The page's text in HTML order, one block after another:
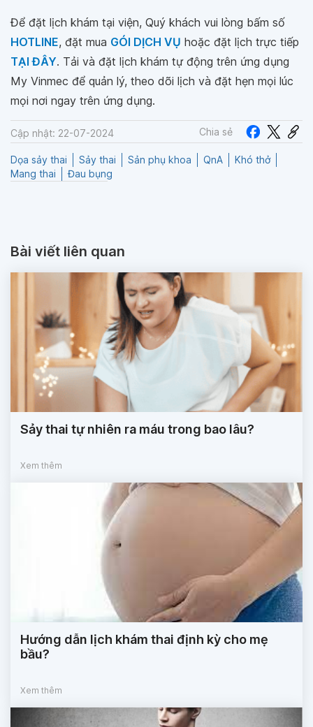
Để đặt lịch khám tại viện, Quý khách vui lòng bấm số
HOTLINE, đặt mua GÓI DỊCH VỤ hoặc đặt lịch trực tiếp
TẠI ĐÂY. Tải và đặt lịch khám tự động trên ứng dụng
My Vinmec để quản lý, theo dõi lịch và đặt hẹn mọi lúc
mọi nơi ngay trên ứng dụng.
Cập nhật: 22-07-2024 Chia sẻ
Dọa sảy thai Sảy thai Sản phụ khoa QnA
Khó thở
Mang thai
Đau bụng
Bài viết liên quan
Sảy thai tự nhiên ra máu trong bao lâu?
Xem thêm
Hướng dẫn lịch khám thai định kỳ cho mẹ
bầu?
Xem thêm